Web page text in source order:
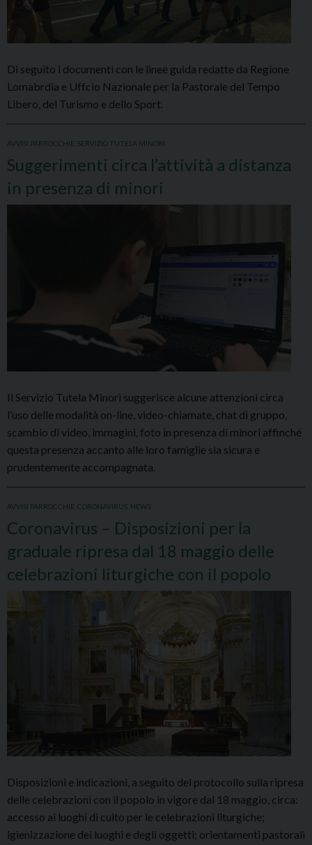
Di seguito i documenti con le linee guida redatte da Regione
Lomabrdia e Uffcio Nazionale per la Pastorale del Tempo
Libero, del Turismo e dello Sport.
AVVISI PARROCCHIE SERVIZIO TUTELA MINORI
Suggerimenti circa l’attività a distanza
in presenza di minori
Il Servizio Tutela Minori suggerisce alcune attenzioni circa
l’uso delle modalità on-line, video-chiamate, chat di gruppo,
scambio di video, immagini, foto in presenza di minori affinché
questa presenza accanto alle loro famiglie sia sicura e
prudentemente accompagnata.
AVVISI PARROCCHIE CORONAVIRUS NEWS
Coronavirus – Disposizioni per la
graduale ripresa dal 18 maggio delle
celebrazioni liturgiche con il popolo
Disposizioni e indicazioni, a seguito del protocollo sulla ripresa
delle celebrazioni con il popolo in vigore dal 18 maggio, circa:
accesso ai luoghi di culto per le celebrazioni liturgiche;
igienizzazione dei luoghi e degli oggetti; orientamenti pastorali